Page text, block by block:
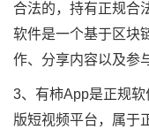
合法的，持有正规合
软件是一个基于区块
作、分享内容以及参
3、有柿App是正规
版短视频平台，属于